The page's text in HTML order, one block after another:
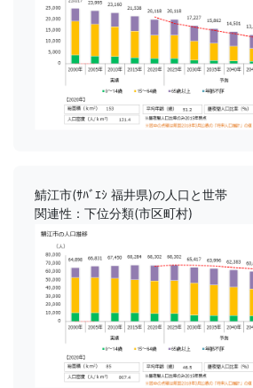
鯖江市(ｻﾊﾞｴｼ 福井県)の人口と世帯
関連性：下位分類(市区町村)